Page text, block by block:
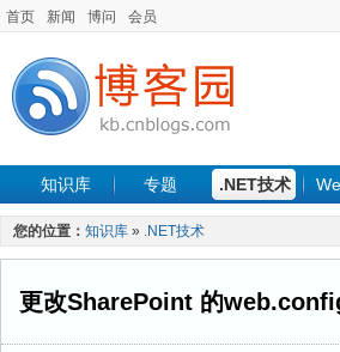
首页 新闻 博问 会员
知识库 专题 .NET技术
手机开发 软件工程
最新文章
您的位置： 知识库 » .NET技术
更改SharePoint 的